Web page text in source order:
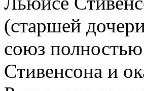
(старшей
союз
Стивенсона и